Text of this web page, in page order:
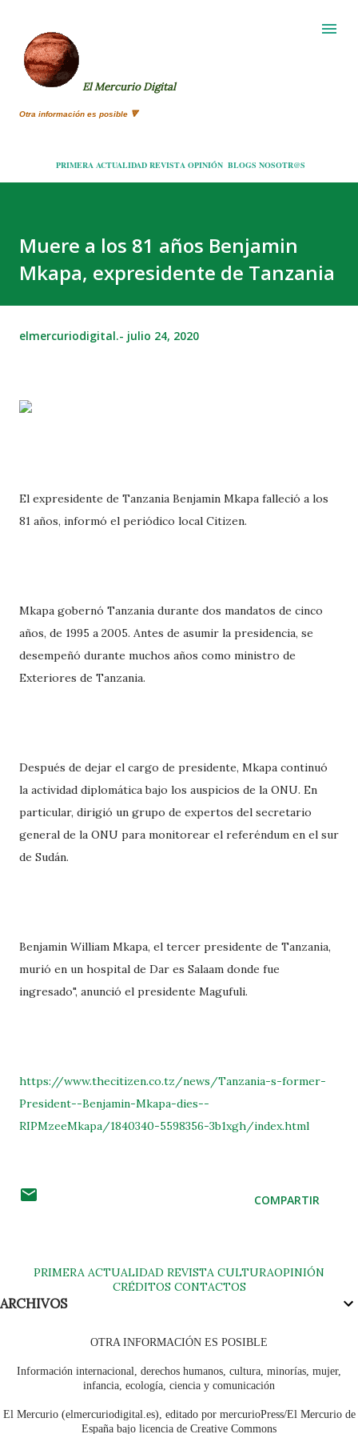
El Mercurio Digital
Otra información es posible 🔻
PRIMERA ACTUALIDAD REVISTA OPINIÓN BLOGS NOSOTR@S
Muere a los 81 años Benjamin
Mkapa, expresidente de Tanzania
elmercuriodigital.- julio 24, 2020
El expresidente de Tanzania Benjamin Mkapa falleció a los
81 años, informó el periódico local Citizen.
Mkapa gobernó Tanzania durante dos mandatos de cinco
años, de 1995 a 2005. Antes de asumir la presidencia, se
desempeñó durante muchos años como ministro de
Exteriores de Tanzania.
Después de dejar el cargo de presidente, Mkapa continuó
la actividad diplomática bajo los auspicios de la ONU. En
particular, dirigió un grupo de expertos del secretario
general de la ONU para monitorear el referéndum en el sur
de Sudán.
Benjamin William Mkapa, el tercer presidente de Tanzania,
murió en un hospital de Dar es Salaam donde fue
ingresado", anunció el presidente Magufuli.
https://www.thecitizen.co.tz/news/Tanzania-s-former-
President--Benjamin-Mkapa-dies--
RIPMzeeMkapa/1840340-5598356-3b1xgh/index.html
COMPARTIR
PRIMERA ACTUALIDAD REVISTA CULTURAOPINIÓN
CRÉDITOSCONTACTOS
ARCHIVOS
OTRA INFORMACIÓN ES POSIBLE
Información internacional, derechos humanos, cultura, minorías, mujer,
infancia, ecología, ciencia y comunicación
El Mercurio (elmercuriodigital.es), editado por mercurioPress/El Mercurio de
España bajo licencia de Creative Commons